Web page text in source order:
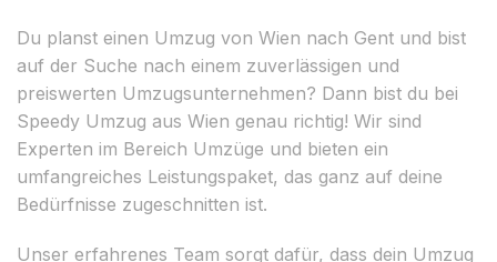
Du planst einen Umzug von Wien nach Gent und bist
auf der Suche nach einem zuverlässigen und
preiswerten Umzugsunternehmen? Dann bist du bei
Speedy Umzug aus Wien genau richtig! Wir sind
Experten im Bereich Umzüge und bieten ein
umfangreiches Leistungspaket, das ganz auf deine
Bedürfnisse zugeschnitten ist.
Unser erfahrenes Team sorgt dafür, dass dein Umzug